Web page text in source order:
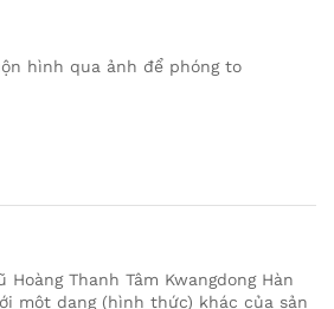
hình qua ảnh để phóng to
Hoàng Thanh Tâm Kwangdong Hàn
một dạng (hình thức) khác của sản